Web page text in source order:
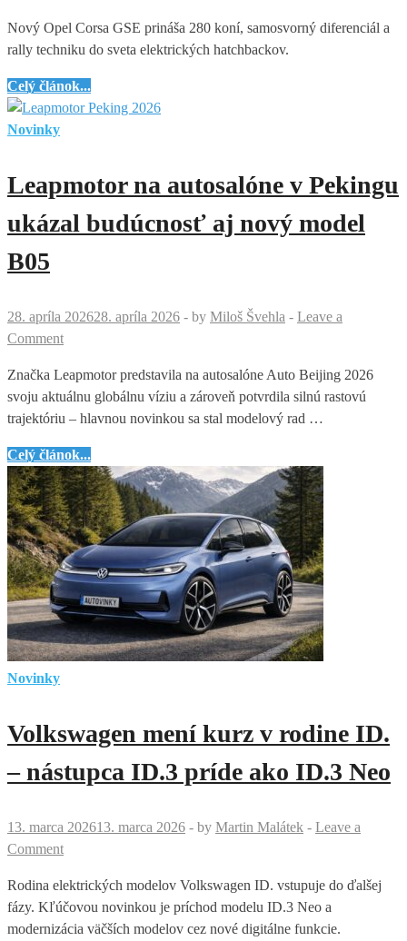
Nový Opel Corsa GSE prináša 280 koní, samosvorný diferenciál a
rally techniku do sveta elektrických hatchbackov.
Opel
Corsa
GSE
–
elektrický
hot
hatch
280
koní
mieri
cesty
Celý článok...
Novinky
Leapmotor na autosalóne v Pekingu
ukázal budúcnosť aj nový model
B05
28. apríla 202628. apríla 2026 - by Miloš Švehla - Leave a
Comment
Značka Leapmotor predstavila na autosalóne Auto Beijing 2026
svoju aktuálnu globálnu víziu a zároveň potvrdila silnú rastovú
trajektóriu – hlavnou novinkou sa stal modelový rad …
Leapmotor
na
autosalóne
v
Pekingu
ukázal
budúcnosť
aj
nový
model
B05
Celý článok...
Novinky
Volkswagen mení kurz v rodine ID.
– nástupca ID.3 príde ako ID.3 Neo
13. marca 202613. marca 2026 - by Martin Malátek - Leave a
Comment
Rodina elektrických modelov Volkswagen ID. vstupuje do ďalšej
fázy. Kľúčovou novinkou je príchod modelu ID.3 Neo a
modernizácia väčších modelov cez nové digitálne funkcie.